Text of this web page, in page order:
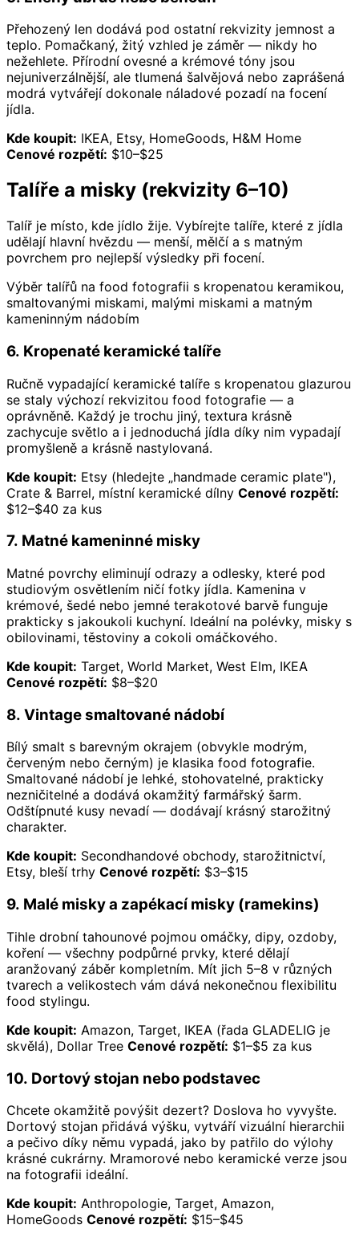
Přehozený len dodává pod ostatní rekvizity jemnost a
teplo. Pomačkaný, žitý vzhled je záměr — nikdy ho
nežehlete. Přírodní ovesné a krémové tóny jsou
nejuniverzálnější, ale tlumená šalvějová nebo zaprášená
modrá vytvářejí dokonale náladové pozadí na focení
jídla.
Kde koupit: IKEA, Etsy, HomeGoods, H&M Home
Cenové rozpětí: $10–$25
Talíře a misky (rekvizity 6–10)
Talíř je místo, kde jídlo žije. Vybírejte talíře, které z jídla
udělají hlavní hvězdu — menší, mělčí a s matným
povrchem pro nejlepší výsledky při focení.
Výběr talířů na food fotografii s kropenatou keramikou,
smaltovanými miskami, malými miskami a matným
kameninným nádobím
6. Kropenaté keramické talíře
Ručně vypadající keramické talíře s kropenatou glazurou
se staly výchozí rekvizitou food fotografie — a
oprávněně. Každý je trochu jiný, textura krásně
zachycuje světlo a i jednoduchá jídla díky nim vypadají
promyšleně a krásně nastylovaná.
Kde koupit: Etsy (hledejte „handmade ceramic plate"),
Crate & Barrel, místní keramické dílny Cenové rozpětí:
$12–$40 za kus
7. Matné kameninné misky
Matné povrchy eliminují odrazy a odlesky, které pod
studiovým osvětlením ničí fotky jídla. Kamenina v
krémové, šedé nebo jemné terakotové barvě funguje
prakticky s jakoukoli kuchyní. Ideální na polévky, misky s
obilovinami, těstoviny a cokoli omáčkového.
Kde koupit: Target, World Market, West Elm, IKEA
Cenové rozpětí: $8–$20
8. Vintage smaltované nádobí
Bílý smalt s barevným okrajem (obvykle modrým,
červeným nebo černým) je klasika food fotografie.
Smaltované nádobí je lehké, stohovatelné, prakticky
nezničitelné a dodává okamžitý farmářský šarm.
Odštípnuté kusy nevadí — dodávají krásný starožitný
charakter.
Kde koupit: Secondhandové obchody, starožitnictví,
Etsy, bleší trhy Cenové rozpětí: $3–$15
9. Malé misky a zapékací misky (ramekins)
Tihle drobní tahounové pojmou omáčky, dipy, ozdoby,
koření — všechny podpůrné prvky, které dělají
aranžovaný záběr kompletním. Mít jich 5–8 v různých
tvarech a velikostech vám dává nekonečnou flexibilitu
food stylingu.
Kde koupit: Amazon, Target, IKEA (řada GLADELIG je
skvělá), Dollar Tree Cenové rozpětí: $1–$5 za kus
10. Dortový stojan nebo podstavec
Chcete okamžitě povýšit dezert? Doslova ho vyvyšte.
Dortový stojan přidává výšku, vytváří vizuální hierarchii
a pečivo díky němu vypadá, jako by patřilo do výlohy
krásné cukrárny. Mramorové nebo keramické verze jsou
na fotografii ideální.
Kde koupit: Anthropologie, Target, Amazon,
HomeGoods Cenové rozpětí: $15–$45